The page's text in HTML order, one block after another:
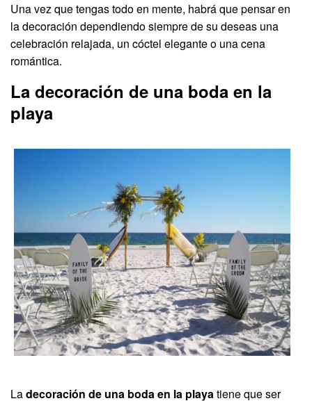
Una vez que tengas todo en mente, habrá que pensar en
la decoración dependiendo siempre de su deseas una
celebración relajada, un cóctel elegante o una cena
romántica.
La decoración de una boda en la
playa
Ladecoración de una boda en la playatiene que ser